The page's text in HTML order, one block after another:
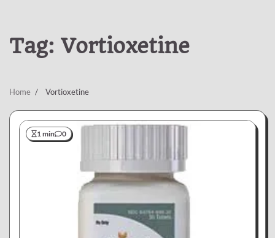
Tag: Vortioxetine
Home Vortioxetine
1 min 0